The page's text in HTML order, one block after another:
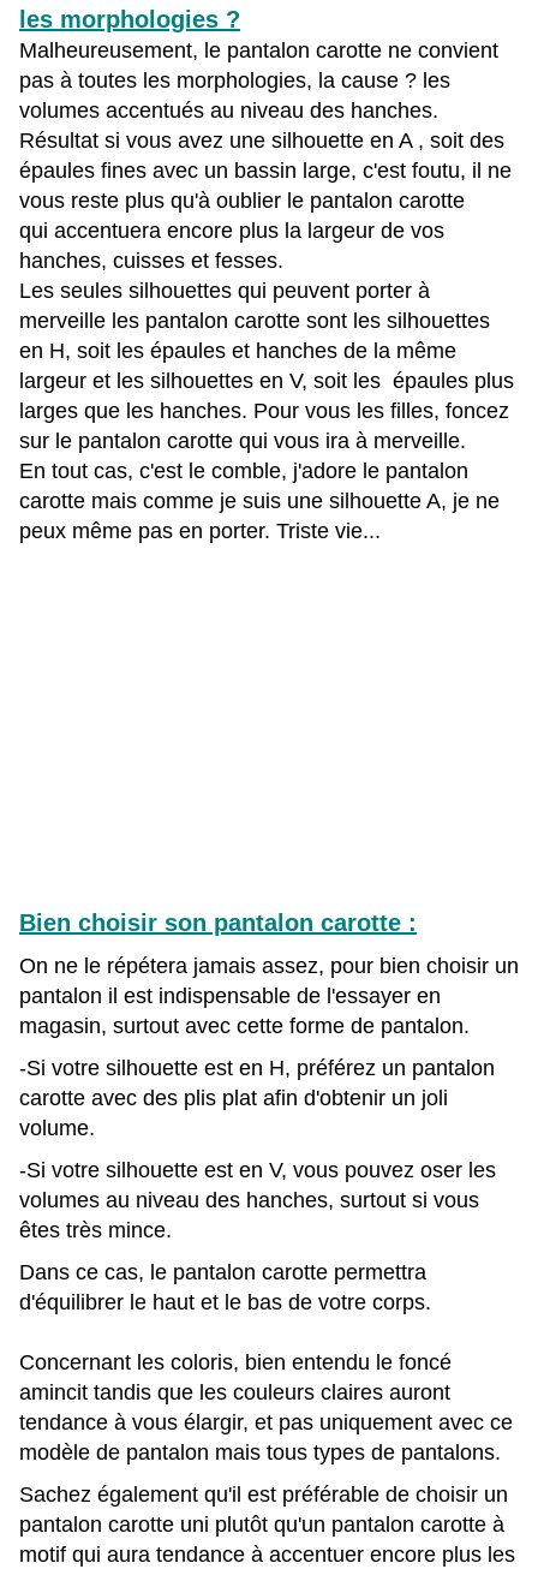
les morphologies ?
Malheureusement, le pantalon carotte ne convient
pas à toutes les morphologies, la cause ? les
volumes accentués au niveau des hanches.
Résultat si vous avez une silhouette en A , soit des
épaules fines avec un bassin large, c'est foutu, il ne
vous reste plus qu'à oublier le pantalon carotte
qui accentuera encore plus la largeur de vos
hanches, cuisses et fesses.
Les seules silhouettes qui peuvent porter à
merveille les pantalon carotte sont les silhouettes
en H, soit les épaules et hanches de la même
largeur et les silhouettes en V, soit les épaules plus
larges que les hanches. Pour vous les filles, foncez
sur le pantalon carotte qui vous ira à merveille.
En tout cas, c'est le comble, j'adore le pantalon
carotte mais comme je suis une silhouette A, je ne
peux même pas en porter. Triste vie...
Bien choisir son pantalon carotte :
On ne le répétera jamais assez, pour bien choisir un
pantalon il est indispensable de l'essayer en
magasin, surtout avec cette forme de pantalon.
-Si votre silhouette est en H, préférez un pantalon
carotte avec des plis plat afin d'obtenir un joli
volume.
-Si votre silhouette est en V, vous pouvez oser les
volumes au niveau des hanches, surtout si vous
êtes très mince.
Dans ce cas, le pantalon carotte permettra
d'équilibrer le haut et le bas de votre corps.
Concernant les coloris, bien entendu le foncé
amincit tandis que les couleurs claires auront
tendance à vous élargir, et pas uniquement avec ce
modèle de pantalon mais tous types de pantalons.
Sachez également qu'il est préférable de choisir un
pantalon carotte uni plutôt qu'un pantalon carotte à
motif qui aura tendance à accentuer encore plus les